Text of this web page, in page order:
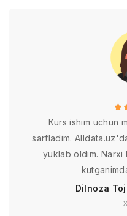
Kurs ishim uchun
sarfladim.
yuklab oldim. Narxi
Dilnoza